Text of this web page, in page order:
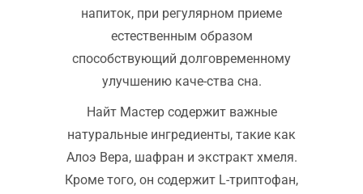
напиток, при регулярном приеме
естественным образом
способствующий долговременному
улучшению каче-ства сна.
Найт Мастер содержит важные
натуральные ингредиенты, такие как
Алоэ Вера, шафран и экстракт хмеля.
Кроме того, он содержит L-триптофан,